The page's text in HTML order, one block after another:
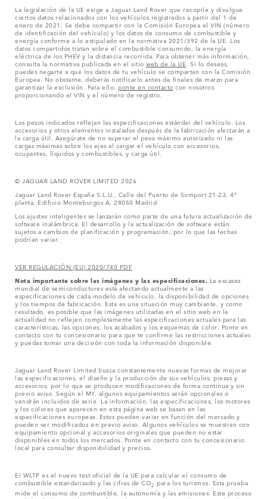
La legislación de la UE exige a Jaguar Land Rover que recopile y divulgue
ciertos datos relacionados con los vehículos registrados a partir del 1 de
enero de 2021. Se debe compartir con la Comisión Europea el VIN (número
de identificación del vehículo) y los datos de consumo de combustible y
energía conforme a lo estipulado en la normativa 2021/392 de la UE. Los
datos compartidos tratan sobre el combustible consumido, la energía
eléctrica de los PHEV y la distancia recorrida. Para obtener más información,
consulta la normativa publicada en el sitio web de la UE . Si lo deseas,
puedes negarte a que los datos de tu vehículo se compartan con la Comisión
Europea. No obstante, deberás notificarlo antes de finales de marzo para
garantizar la exclusión. Para ello, ponte en contacto con nosotros
proporcionando el VIN y el número de registro.
Los pesos indicados reflejan las especificaciones estándar del vehículo. Los
accesorios y otros elementos instalados después de la fabricación afectarán a
la carga útil. Asegúrate de no superar el peso máximo autorizado ni las
cargas máximas sobre los ejes al cargar el vehículo con accesorios,
ocupantes, líquidos y combustibles, y carga útil.
© JAGUAR LAND ROVER LIMITED 2026
Jaguar Land Rover España S.L.U., Calle del Puerto de Somport 21-23, 4ª
planta, Edificio Monteburgos A, 28050 Madrid
Los ajustes inteligentes se lanzarán como parte de una futura actualización de
software inalámbrica. El desarrollo y la actualización de software están
sujetos a cambios de planificación y programación, por lo que las fechas
podrían variar.
VER REGULACIÓN (EU) 2020/740 PDF
Nota importante sobre las imágenes y las especificaciones. La escasez
mundial de semiconductores está afectando actualmente a las
especificaciones de cada modelo de vehículo, la disponibilidad de opciones
y los tiempos de fabricación. Esta es una situación muy cambiante, y como
resultado, es posible que las imágenes utilizadas en el sitio web en la
actualidad no reflejen completamente las especificaciones actuales para las
características, las opciones, los acabados y los esquemas de color. Ponte en
contacto con tu concesionario para que te confirme las restricciones actuales
y puedas tomar una decisión con toda la información disponible.
Jaguar Land Rover Limited busca constantemente nuevas formas de mejorar
las especificaciones, el diseño y la producción de sus vehículos, piezas y
accesorios, por lo que se producen modificaciones de forma continua y sin
previo aviso. Según el MY, algunos equipamientos serán opcionales o
vendrán incluidos de serie. La información, las especificaciones, los motores
y los colores que aparecen en esta página web se basan en las
especificaciones europeas. Estos pueden variar en función del mercado y
pueden ser modificados sin previo aviso. Algunos vehículos se muestran con
equipamiento opcional y accesorios originales que pueden no estar
disponibles en todos los mercados. Ponte en contacto con tu concesionario
local para consultar disponibilidad y precios.
El WLTP es el nuevo test oficial de la UE para calcular el consumo de
combustible estandarizado y las cifras de CO2 para los turismos. Esta prueba
mide el consumo de combustible, la autonomía y las emisiones. Este proceso